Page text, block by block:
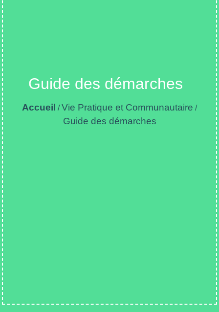
Guide des démarches
Accueil /Vie Pratique et Communautaire /
Guide des démarches